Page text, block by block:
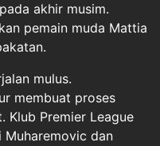
akhir musim.
pemain muda Mattia
mulus.
membuat proses
Klub Premier League
dan